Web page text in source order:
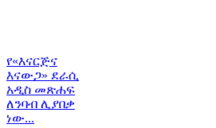
የ«እናርጅና
እናውጋ» ደራሲ
አዲስ መጽሐፍ
ለንባብ ሊያበቃ
ነው...